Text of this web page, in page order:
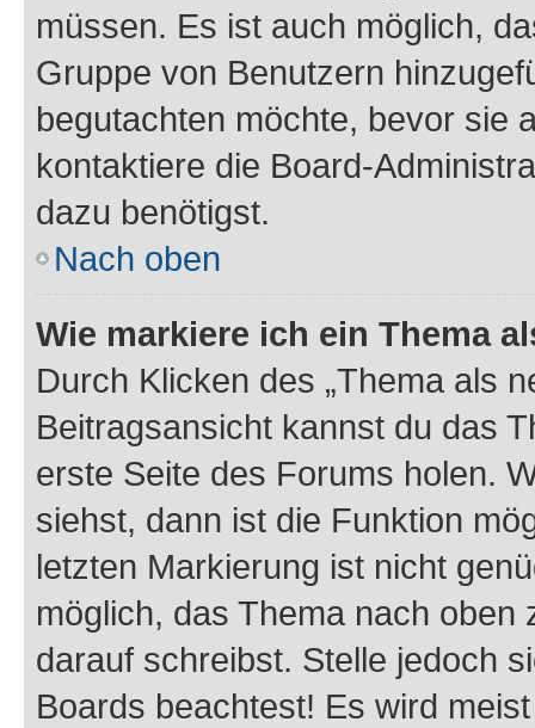
müssen. Es ist auch möglich,
Gruppe von Benutzern
begutachten möchte, bevor sie
kontaktiere die Board-
dazu benötigst.
Nach oben
Wie markiere ich ein Thema
Durch Klicken des „Thema als
Beitragsansicht kannst du das
erste Seite des Forums holen.
siehst, dann ist die Funktion
letzten Markierung ist nicht
möglich, das Thema nach oben
darauf schreibst. Stelle jedoch
Boards beachtest! Es wird